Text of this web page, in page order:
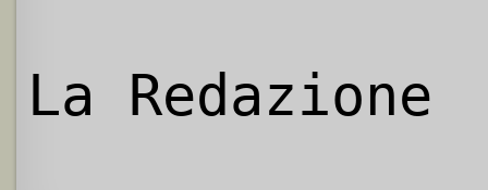
La Redazione